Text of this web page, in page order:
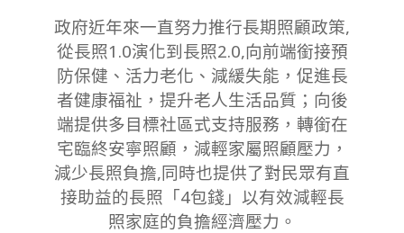
政府近年來一直努力推行長期照顧政策,
從長照1.0演化到長照2.0,向前端銜接預
防保健、活力老化、減緩失能，促進長
者健康福祉，提升老人生活品質；向後
端提供多目標社區式支持服務，轉銜在
宅臨終安寧照顧，減輕家屬照顧壓力，
減少長照負擔,同時也提供了對民眾有直
接助益的長照「4包錢」以有效減輕長
照家庭的負擔經濟壓力。